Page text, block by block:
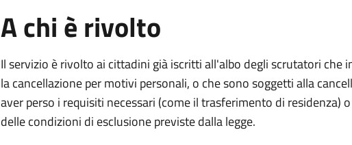
A chi è rivolto
Il servizio è rivolto ai cittadini già iscritti all'albo degli scrutatori che
la cancellazione per motivi personali, o che sono soggetti alla
aver perso i requisiti necessari (come il trasferimento di residenza)
delle condizioni di esclusione previste dalla legge.